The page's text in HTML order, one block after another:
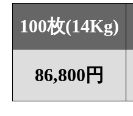
100枚(14Kg)
86,800円